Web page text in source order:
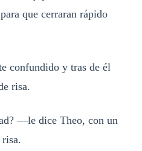
que cerraran rápido
confundido y tras de él
risa.
—le dice Theo, con un